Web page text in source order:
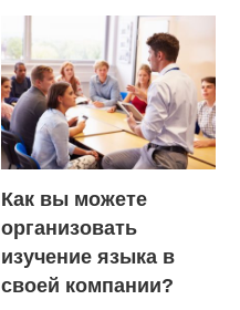
Как вы можете
организовать
изучение языка в
своей компании?